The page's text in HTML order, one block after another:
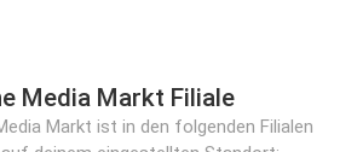
Media Markt Filiale
Markt ist in den folgenden Filialen